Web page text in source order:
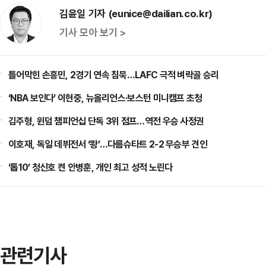
김윤일 기자 (eunice@dailian.co.kr)
기사 모아 보기 >
틀어막힌 손흥민, 2경기 연속 침묵…LAFC 극적 벼락골 승리
‘NBA 보인다’ 이현중, 뉴올리언스·보스턴 미니캠프 초청
김주형, 윈덤 챔피언십 단독 3위 점프…역전 우승 사정권
이호재, 독일 데뷔전서 ‘쾅’…다름슈타트 2-2 무승부 견인
‘톱10’ 청신호 켠 안병훈, 개인 최고 성적 노린다
관련기사